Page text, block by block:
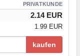
PRIVATKUNDE
2.14 EUR
1.99 EUR
kaufen